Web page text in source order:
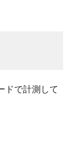
ドで計測して